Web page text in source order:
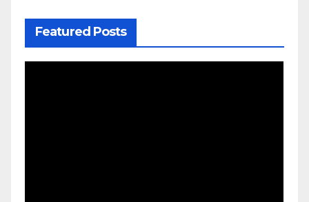
Featured Posts